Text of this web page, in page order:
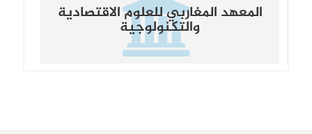
المعهد المغاربي للعلوم الاقتصادية
والتكنولوجية